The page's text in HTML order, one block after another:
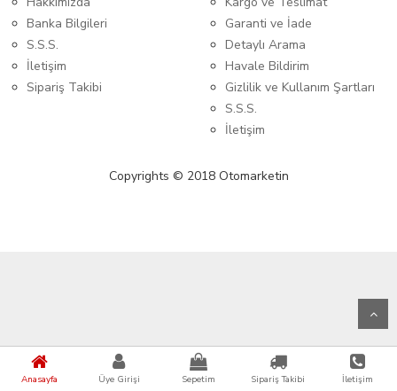
Anasayfa Üye Girişi Sepetim Sipariş Takibi İletişim
Banka Bilgileri
S.S.S.
İletişim
Sipariş Takibi
Garanti ve İade
Detaylı Arama
Havale Bildirim
Gizlilik ve Kullanım Şartları
S.S.S.
İletişim
Copyrights © 2018 Otomarketin